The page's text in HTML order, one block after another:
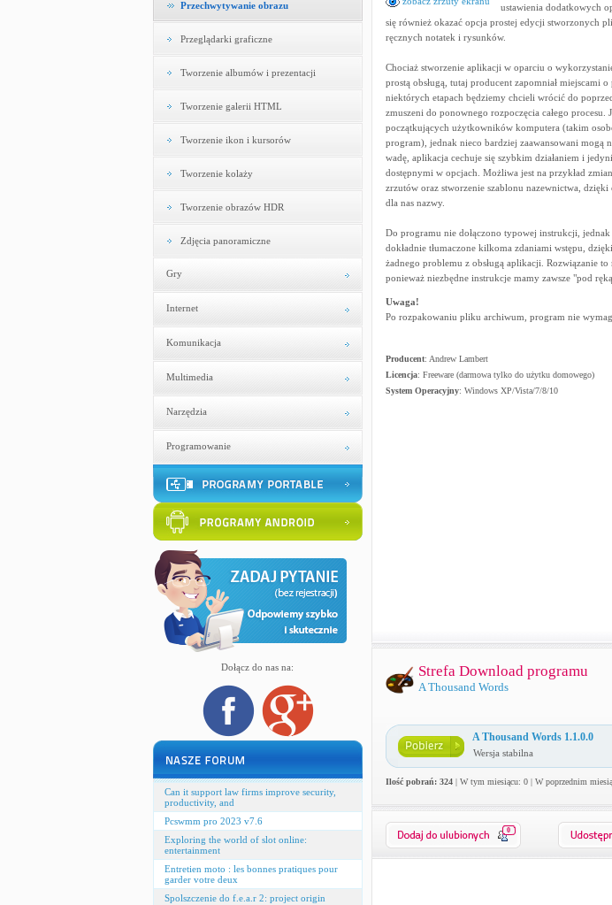
Przechwytywanie obrazu
Przeglądarki graficzne
Tworzenie albumów i prezentacji
Tworzenie galerii HTML
Tworzenie ikon i kursorów
Tworzenie kolaży
Tworzenie obrazów HDR
Zdjęcia panoramiczne
Gry
Internet
Komunikacja
Multimedia
Narzędzia
Programowanie
Dołącz do nas na:
Can it support law firms improve security,
productivity, and
Pcswmm pro 2023 v7.6
Exploring the world of slot online:
entertainment
Entretien moto : les bonnes pratiques pour
garder votre deux
Spolszczenie do f.e.a.r 2: project origin
ustawienia dodatkowych
się również okazać opcja prostej edycji stworzonych
ręcznych notatek i rysunków.
Chociaż stworzenie aplikacji w oparciu o
prostą obsługą, tutaj producent zapomniał miejscami
niektórych etapach będziemy chcieli wrócić do
zmuszeni do ponownego rozpoczęcia całego
początkujących użytkowników komputera (takim
program), jednak nieco bardziej zaawansowani mogą
wadę, aplikacja cechuje się szybkim działaniem i
dostępnymi w opcjach. Możliwa jest na przykład
zrzutów oraz stworzenie szablonu nazewnictwa,
dla nas nazwy.
Do programu nie dołączono typowej instrukcji,
dokładnie tłumaczone kilkoma zdaniami wstępu,
żadnego problemu z obsługą aplikacji. Rozwiązanie to
ponieważ niezbędne instrukcje mamy zawsze "pod
Uwaga!
Po rozpakowaniu pliku archiwum, program nie
Producent: Andrew Lambert
Licencja: Freeware (darmowa tylko do użytku domowego)
System Operacyjny: Windows XP/Vista/7/8/10
Strefa Download programu
A Thousand Words
A Thousand Words 1.1.0.0
Wersja stabilna
Ilość pobrań: 324| W tym miesiącu: 0 | W poprzednim
0